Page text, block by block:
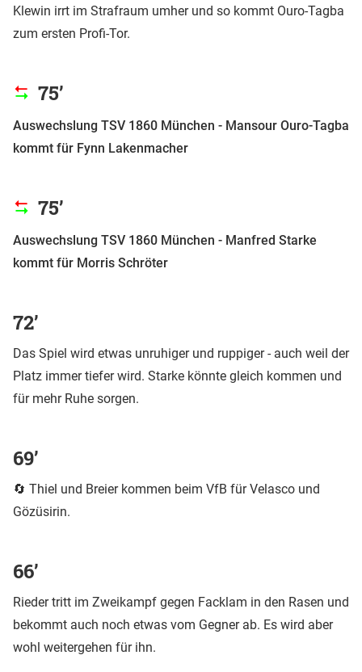
Klewin irrt im Strafraum umher und so kommt Ouro-Tagba
zum ersten Profi-Tor.
75’
Auswechslung TSV 1860 München - Mansour Ouro-Tagba
kommt für Fynn Lakenmacher
75’
Auswechslung TSV 1860 München - Manfred Starke
kommt für Morris Schröter
72’
Das Spiel wird etwas unruhiger und ruppiger - auch weil der
Platz immer tiefer wird. Starke könnte gleich kommen und
für mehr Ruhe sorgen.
69’
🔄 Thiel und Breier kommen beim VfB für Velasco und
Gözüsirin.
66’
Rieder tritt im Zweikampf gegen Facklam in den Rasen und
bekommt auch noch etwas vom Gegner ab. Es wird aber
wohl weitergehen für ihn.